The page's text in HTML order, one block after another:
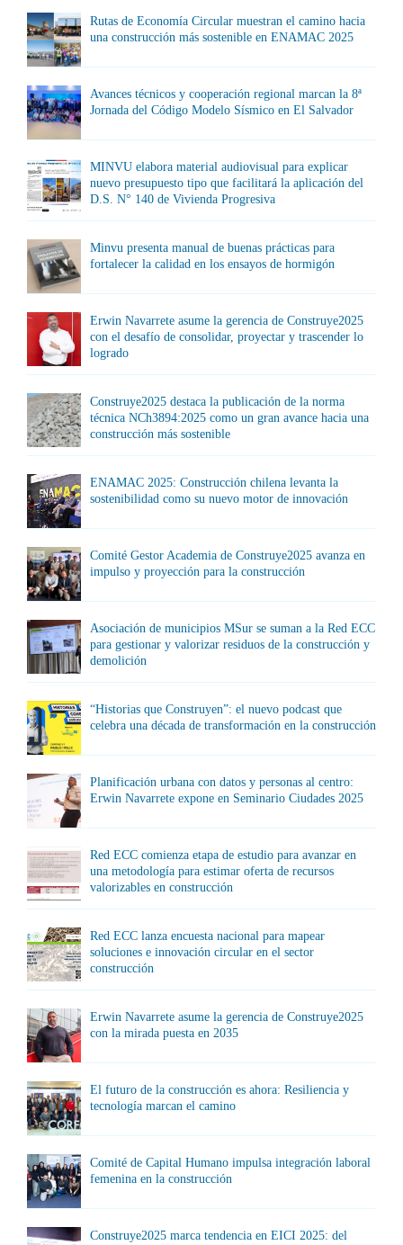
Rutas de Economía Circular muestran el camino hacia
una construcción más sostenible en ENAMAC 2025
Avances técnicos y cooperación regional marcan la 8ª
Jornada del Código Modelo Sísmico en El Salvador
MINVU elabora material audiovisual para explicar
nuevo presupuesto tipo que facilitará la aplicación del
D.S. N° 140 de Vivienda Progresiva
Minvu presenta manual de buenas prácticas para
fortalecer la calidad en los ensayos de hormigón
Erwin Navarrete asume la gerencia de Construye2025
con el desafío de consolidar, proyectar y trascender lo
logrado
Construye2025 destaca la publicación de la norma
técnica NCh3894:2025 como un gran avance hacia una
construcción más sostenible
ENAMAC 2025: Construcción chilena levanta la
sostenibilidad como su nuevo motor de innovación
Comité Gestor Academia de Construye2025 avanza en
impulso y proyección para la construcción
Asociación de municipios MSur se suman a la Red ECC
para gestionar y valorizar residuos de la construcción y
demolición
“Historias que Construyen”: el nuevo podcast que
celebra una década de transformación en la construcción
Planificación urbana con datos y personas al centro:
Erwin Navarrete expone en Seminario Ciudades 2025
Red ECC comienza etapa de estudio para avanzar en
una metodología para estimar oferta de recursos
valorizables en construcción
Red ECC lanza encuesta nacional para mapear
soluciones e innovación circular en el sector
construcción
Erwin Navarrete asume la gerencia de Construye2025
con la mirada puesta en 2035
El futuro de la construcción es ahora: Resiliencia y
tecnología marcan el camino
Comité de Capital Humano impulsa integración laboral
femenina en la construcción
Construye2025 marca tendencia en EICI 2025: del